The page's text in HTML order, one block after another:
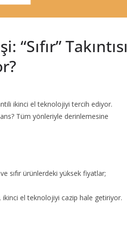
Takıntısı
ikinci el teknolojiyi tercih ediyor.
Tüm yönleriyle derinlemesine
sıfır ürünlerdeki yüksek fiyatlar;
, ikinci el teknolojiyi cazip hale getiriyor.